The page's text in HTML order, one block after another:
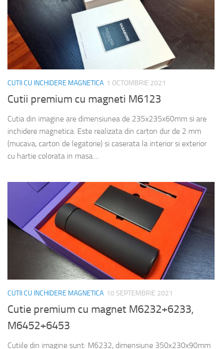
CUTII CU INCHIDERE MAGNETICA 1 OCTOMBRIE 2021
Cutii premium cu magneti M6123
Cutia din imagine are dimensiunea de 235x235x60mm si are
inchidere magnetica. Este realizata din carton dur de 2 mm
(mucava, carton de legatorie) si caserata la interior si exterior
cu hartie colorata in masa....
CUTII CU INCHIDERE MAGNETICA 10 SEPTEMBRIE 2021
Cutie premium cu magnet M6232+6233,
M6452+6453
Cutiile din imagine sunt: M6232, dimensiune 350x230x90mm